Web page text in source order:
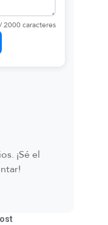
2000 caracteres
¡Sé el